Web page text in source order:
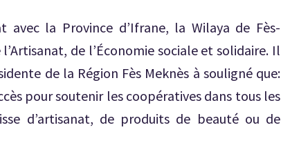
avec la Province d’Ifrane, la Wilaya de Fès-
de l’Économie sociale et solidaire. Il
de la Région Fès Meknès à souligné que:
pour soutenir les coopératives dans tous les
d’artisanat, de produits de beauté ou de